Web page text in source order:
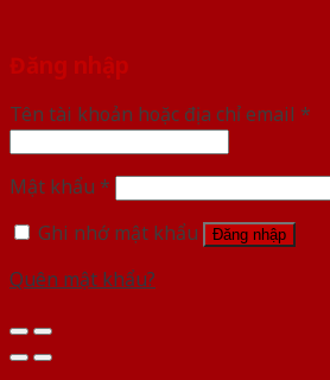
Đăng nhập
Tên tài khoản hoặc địa chỉ email *
Mật khẩu *
Ghi nhớ mật khẩu
Đăng nhập
Quên mật khẩu?